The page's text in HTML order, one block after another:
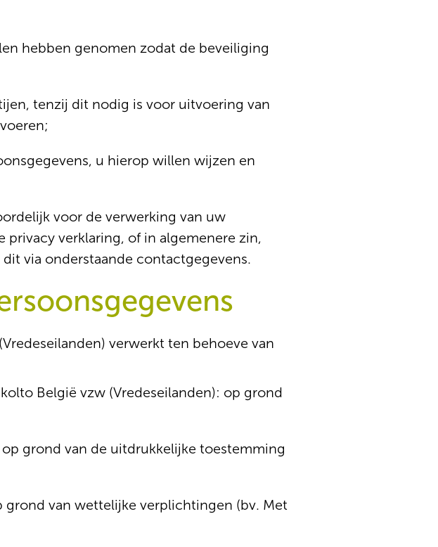
hebben genomen zodat de beveiliging
tenzij dit nodig is voor uitvoering van
u hierop willen wijzen en
voor de verwerking van uw
privacy verklaring, of in algemenere zin,
via onderstaande contactgegevens.
verwerkt ten behoeve van
België vzw (Vredeseilanden): op grond
grond van de uitdrukkelijke toestemming
van wettelijke verplichtingen (bv. Met